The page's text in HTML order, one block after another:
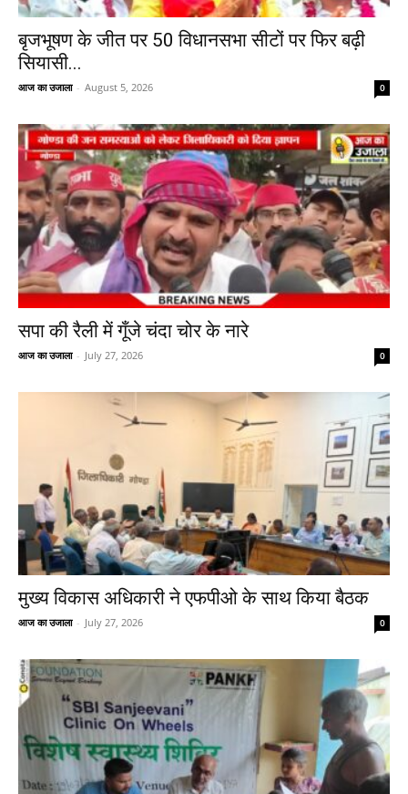
बृजभूषण के जीत पर 50 विधानसभा सीटों पर फिर बढ़ी
सियासी...
आज का उजाला - August 5, 2026 0
सपा की रैली में गूँजे चंदा चोर के नारे
आज का उजाला - July 27, 2026 0
मुख्य विकास अधिकारी ने एफपीओ के साथ किया बैठक
आज का उजाला - July 27, 2026 0